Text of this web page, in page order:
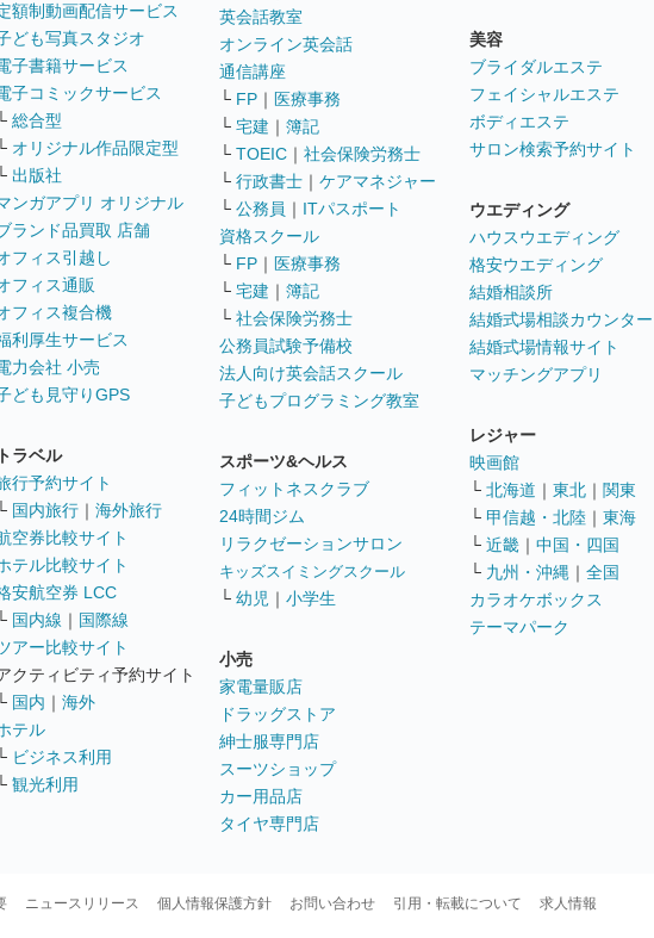
額制動画配信サービス
ども写真スタジオ
子書籍サービス
子コミックサービス
└ 総合型
└ オリジナル作品限定型
└ 出版社
ンガアプリ オリジナル
ランド品買取 店舗
フィス引越し
フィス通販
フィス複合機
利厚生サービス
力会社 小売
ども見守りGPS
トラベル
行予約サイト
└ 国内旅行 ｜ 海外旅行
空券比較サイト
テル比較サイト
安航空券 LCC
└ 国内線 ｜ 国際線
アー比較サイト
クティビティ予約サイト
└ 国内 ｜ 海外
テル
└ ビジネス利用
└ 観光利用
英会話教室
オンライン英会話
通信講座
└ FP ｜ 医療事務
└ 宅建 ｜ 簿記
└ TOEIC ｜ 社会保険労務士
└ 行政書士 ｜ ケアマネジャー
└ 公務員 ｜ ITパスポート
資格スクール
└ FP ｜ 医療事務
└ 宅建 ｜ 簿記
└ 社会保険労務士
公務員試験予備校
法人向け英会話スクール
子どもプログラミング教室
スポーツ&ヘルス
フィットネスクラブ
24時間ジム
リラクゼーションサロン
キッズスイミングスクール
└ 幼児 ｜ 小学生
小売
家電量販店
ドラッグストア
紳士服専門店
スーツショップ
カー用品店
タイヤ専門店
美容
ブライダルエステ
フェイシャルエステ
ボディエステ
サロン検索予約サイト
ウエディング
ハウスウエディング
格安ウエディング
結婚相談所
結婚式場相談カウンター
結婚式場情報サイト
マッチングアプリ
レジャー
映画館
└ 北海道 ｜ 東北 ｜ 関東
└ 甲信越・北陸 ｜ 東海
└ 近畿 ｜ 中国・四国
└ 九州・沖縄 ｜ 全国
カラオケボックス
テーマパーク
ニュースリリース 個人情報保護方針 お問い合わせ 引用・転載について 求人情報